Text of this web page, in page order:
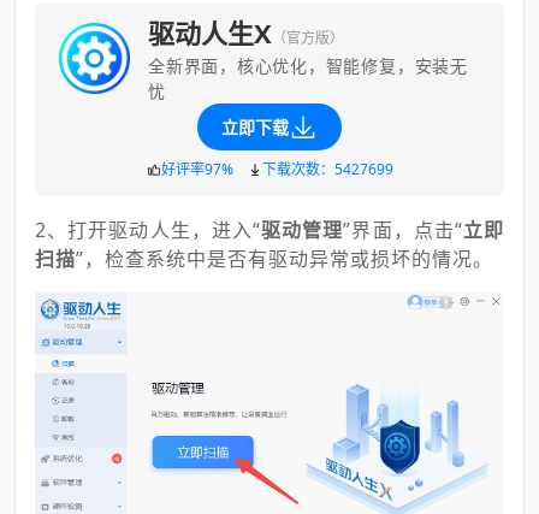
驱动人生X （官方版）
全新界面，核心优化，智能修复，安装无
忧
立即下载
好评率97% 下载次数：5427699
2、打开驱动人生，进入“驱动管理”界面，点击“立即
扫描”，检查系统中是否有驱动异常或损坏的情况。